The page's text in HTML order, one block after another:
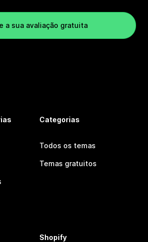
a sua avaliação gratuita
Categorias
Todos os temas
Temas gratuitos
Shopify